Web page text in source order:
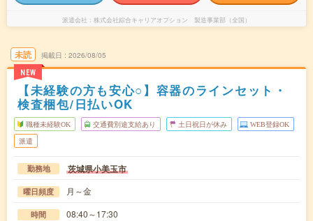
派遣会社 株式会社綜合キャリアオプション 製造事業部（全国）
未読
NEW
掲載日 2026/08/05
【未経験の方も安心○】容器のラインセット・
検査梱包/日払いOK
職種未経験OK 交通費別途支給あり 土日祝日が休み WEB登録OK
派遣
勤務地 茨城県小美玉市
曜日頻度 月～金
時間 08:40～17:30